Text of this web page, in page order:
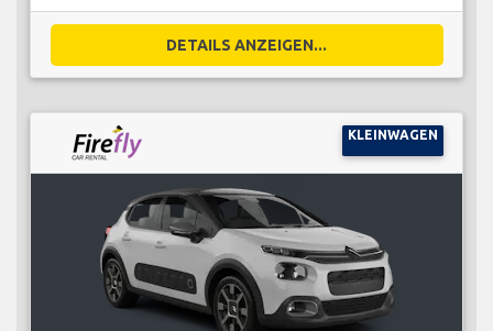
DETAILS ANZEIGEN...
KLEINWAGEN